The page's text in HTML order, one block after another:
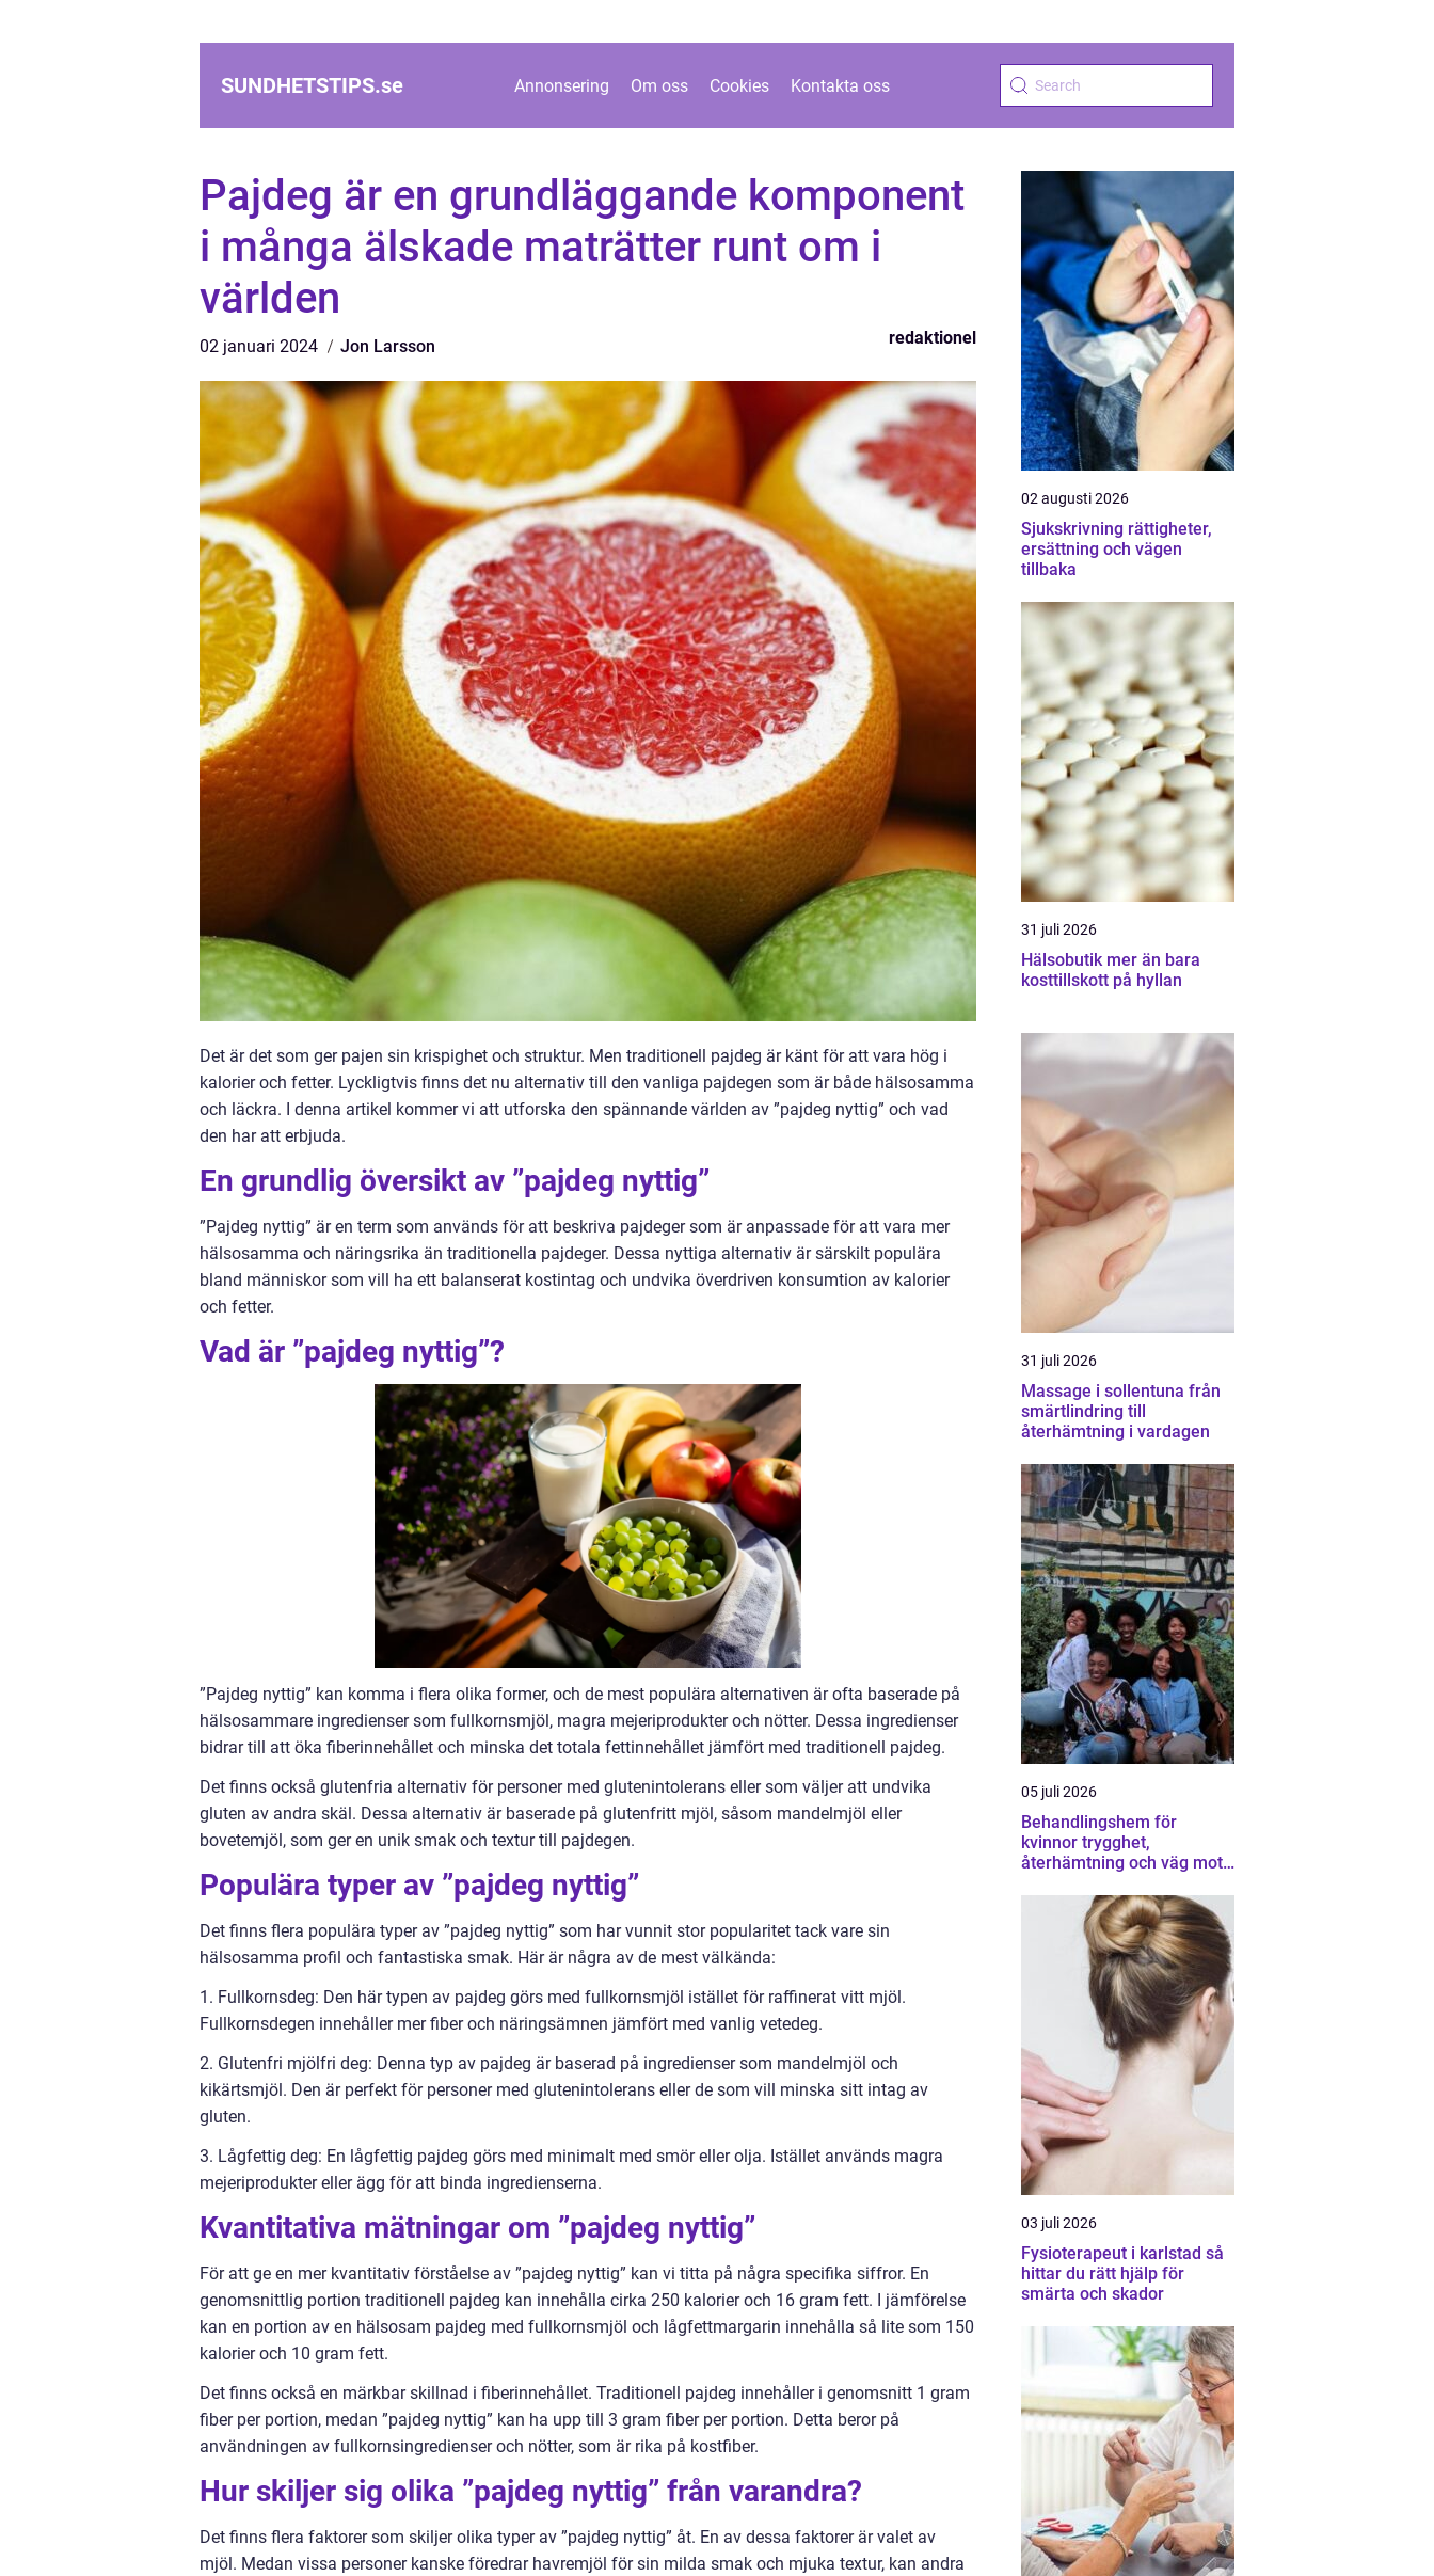
SUNDHETSTIPS.se Annonsering Om oss Cookies Kontakta oss
Pajdeg är en grundläggande komponent
i många älskade maträtter runt om i
världen
02 januari 2024 Jon Larsson redaktionel
Det är det som ger pajen sin krispighet och struktur. Men traditionell pajdeg är känt för att vara hög i
kalorier och fetter. Lyckligtvis finns det nu alternativ till den vanliga pajdegen som är både hälsosamma
och läckra. I denna artikel kommer vi att utforska den spännande världen av ”pajdeg nyttig” och vad
den har att erbjuda.
En grundlig översikt av ”pajdeg nyttig”
”Pajdeg nyttig” är en term som används för att beskriva pajdeger som är anpassade för att vara mer
hälsosamma och näringsrika än traditionella pajdeger. Dessa nyttiga alternativ är särskilt populära
bland människor som vill ha ett balanserat kostintag och undvika överdriven konsumtion av kalorier
och fetter.
Vad är ”pajdeg nyttig”?
”Pajdeg nyttig” kan komma i flera olika former, och de mest populära alternativen är ofta baserade på
hälsosammare ingredienser som fullkornsmjöl, magra mejeriprodukter och nötter. Dessa ingredienser
bidrar till att öka fiberinnehållet och minska det totala fettinnehållet jämfört med traditionell pajdeg.
Det finns också glutenfria alternativ för personer med glutenintolerans eller som väljer att undvika
gluten av andra skäl. Dessa alternativ är baserade på glutenfritt mjöl, såsom mandelmjöl eller
bovetemjöl, som ger en unik smak och textur till pajdegen.
Populära typer av ”pajdeg nyttig”
Det finns flera populära typer av ”pajdeg nyttig” som har vunnit stor popularitet tack vare sin
hälsosamma profil och fantastiska smak. Här är några av de mest välkända:
1. Fullkornsdeg: Den här typen av pajdeg görs med fullkornsmjöl istället för raffinerat vitt mjöl.
Fullkornsdegen innehåller mer fiber och näringsämnen jämfört med vanlig vetedeg.
2. Glutenfri mjölfri deg: Denna typ av pajdeg är baserad på ingredienser som mandelmjöl och
kikärtsmjöl. Den är perfekt för personer med glutenintolerans eller de som vill minska sitt intag av
gluten.
3. Lågfettig deg: En lågfettig pajdeg görs med minimalt med smör eller olja. Istället används magra
mejeriprodukter eller ägg för att binda ingredienserna.
Kvantitativa mätningar om ”pajdeg nyttig”
För att ge en mer kvantitativ förståelse av ”pajdeg nyttig” kan vi titta på några specifika siffror. En
genomsnittlig portion traditionell pajdeg kan innehålla cirka 250 kalorier och 16 gram fett. I jämförelse
kan en portion av en hälsosam pajdeg med fullkornsmjöl och lågfettmargarin innehålla så lite som 150
kalorier och 10 gram fett.
Det finns också en märkbar skillnad i fiberinnehållet. Traditionell pajdeg innehåller i genomsnitt 1 gram
fiber per portion, medan ”pajdeg nyttig” kan ha upp till 3 gram fiber per portion. Detta beror på
användningen av fullkornsingredienser och nötter, som är rika på kostfiber.
Hur skiljer sig olika ”pajdeg nyttig” från varandra?
Det finns flera faktorer som skiljer olika typer av ”pajdeg nyttig” åt. En av dessa faktorer är valet av
mjöl. Medan vissa personer kanske föredrar havremjöl för sin milda smak och mjuka textur, kan andra
02 augusti 2026
Sjukskrivning rättigheter,
ersättning och vägen
tillbaka
31 juli 2026
Hälsobutik mer än bara
kosttillskott på hyllan
31 juli 2026
Massage i sollentuna från
smärtlindring till
återhämtning i vardagen
05 juli 2026
Behandlingshem för
kvinnor trygghet,
återhämtning och väg mot
03 juli 2026
Fysioterapeut i karlstad så
hittar du rätt hjälp för
smärta och skador